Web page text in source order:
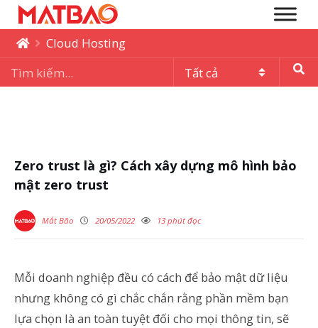
Cloud Hosting
Zero trust là gì? Cách xây dựng mô hình bảo
mật zero trust
Mắt Bão 20/05/2022 13 phút đọc
Mỗi doanh nghiệp đều có cách để bảo mật dữ liệu
nhưng không có gì chắc chắn rằng phần mềm bạn
lựa chọn là an toàn tuyệt đối cho mọi thông tin, sẽ